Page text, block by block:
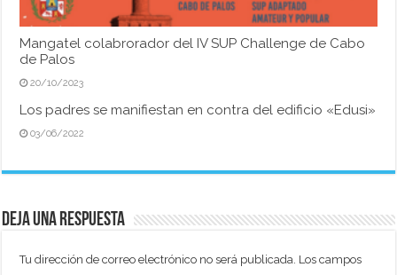
Mangatel colabrorador del IV SUP Challenge de Cabo
de Palos
20/10/2023
Los padres se manifiestan en contra del edificio «Edusi»
03/06/2022
Deja una respuesta
Tu dirección de correo electrónico no será publicada. Los campos